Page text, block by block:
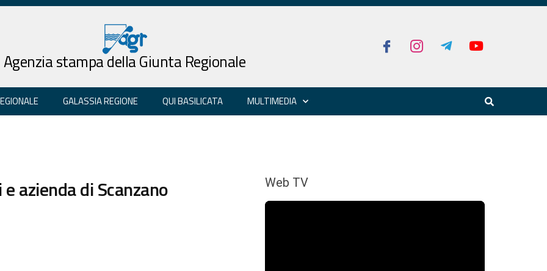
Agenzia stampa della Giunta Regionale
GALASSIA REGIONE QUI BASILICATA MULTIMEDIA
azienda di Scanzano Web TV